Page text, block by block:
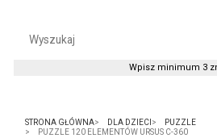
STRONA GŁÓWNA DLA DZIECI
PUZZLE
PUZZLE 120 ELEMENTÓW URSUS C-360